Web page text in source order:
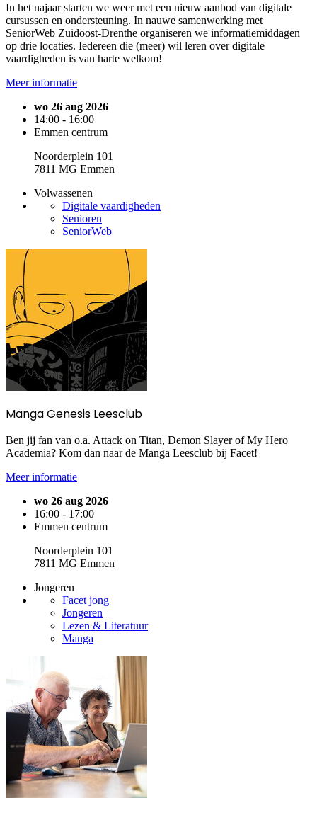
In het najaar starten we weer met een nieuw aanbod van digitale
cursussen en ondersteuning. In nauwe samenwerking met
SeniorWeb Zuidoost-Drenthe organiseren we informatiemiddagen
op drie locaties. Iedereen die (meer) wil leren over digitale
vaardigheden is van harte welkom!
Meer informatie
wo 26 aug 2026
14:00 - 16:00
Emmen centrum
Noorderplein 101
7811 MG Emmen
Volwassenen
Digitale vaardigheden
Senioren
SeniorWeb
Manga Genesis Leesclub
Ben jij fan van o.a. Attack on Titan, Demon Slayer of My Hero
Academia? Kom dan naar de Manga Leesclub bij Facet!
Meer informatie
wo 26 aug 2026
16:00 - 17:00
Emmen centrum
Noorderplein 101
7811 MG Emmen
Jongeren
Facet jong
Jongeren
Lezen & Literatuur
Manga